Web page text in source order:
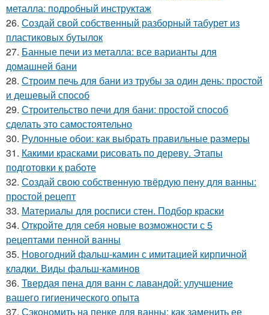
металла: подробный инструктаж
26. Создай свой собственный разборный табурет из
пластиковых бутылок
27. Банные печи из металла: все варианты для
домашней бани
28. Строим печь для бани из трубы за один день: простой
и дешевый способ
29. Строительство печи для бани: простой способ
сделать это самостоятельно
30. Рулонные обои: как выбрать правильные размеры
31. Какими красками рисовать по дереву. Этапы
подготовки к работе
32. Создай свою собственную твёрдую пену для ванны:
простой рецепт
33. Материалы для росписи стен. Подбор краски
34. Откройте для себя новые возможности с 5
рецептами пенной ванны
35. Новогодний фальш-камин с имитацией кирпичной
кладки. Виды фальш-каминов
36. Твердая пена для ванн с лавандой: улучшение
вашего гигиенического опыта
37. Сэкономить на пенке для ванны: как заменить ее